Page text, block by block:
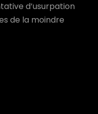
d’usurpation
de la moindre